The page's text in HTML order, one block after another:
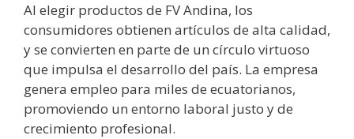
Al elegir productos de FV Andina, los
consumidores obtienen artículos de alta calidad,
y se convierten en parte de un círculo virtuoso
que impulsa el desarrollo del país. La empresa
genera empleo para miles de ecuatorianos,
promoviendo un entorno laboral justo y de
crecimiento profesional.